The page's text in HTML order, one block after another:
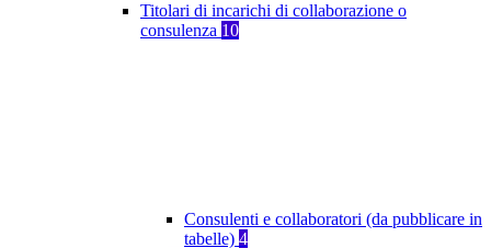
Titolari di incarichi di collaborazione o
consulenza 10
Consulenti e collaboratori (da pubblicare in
tabelle) 4